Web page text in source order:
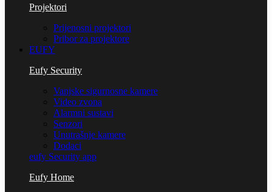
Projektori
Prijenosni projektori
Pribor za projektore
EUFY
Eufy Security
Vanjske sigurnosne kamere
Video zvona
Alarmni sustavi
Senzori
Unutrašnje kamere
Dodaci
eufy Security app
Eufy Home